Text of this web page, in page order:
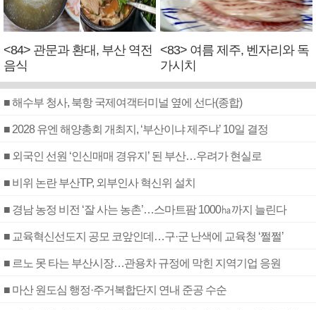
<84> 관문과 환대, 부산 역전
음식
<83> 여름 제주, 벤자리와 독
가시치
■ 해수부 청사, 북항 국제여객터미널 옆에 선다(종합)
■ 2028 유엔 해양총회 개최지, ‘부산이냐 제주냐’ 10일 결정
■ 외국인 선원 ‘인신매매 경유지’ 된 부산…우려가 현실로
■ 비위 논란 부산TP, 외부인사 혁신위 설치
■ 경남 농정 비전 ‘잘 사는 농촌’…스마트팜 1000㏊까지 늘린다
■ 교육혁신선도지 공모 코앞인데…구·군 난색에 교육청 ‘쩔쩔’
■ 르노 못 타는 부산시장…관용차 규정에 막힌 지역기업 응원
■ 마산 원도심 행정·주거복합단지 연내 준공 수순